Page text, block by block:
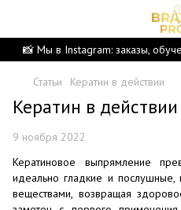
📸 Мы в Instagram: заказы,
Статьи Кератин в действии
Кератин в действии
9 ноября 2022
Кератиновое выпрямление
идеально гладкие и послушные,
веществами, возвращая